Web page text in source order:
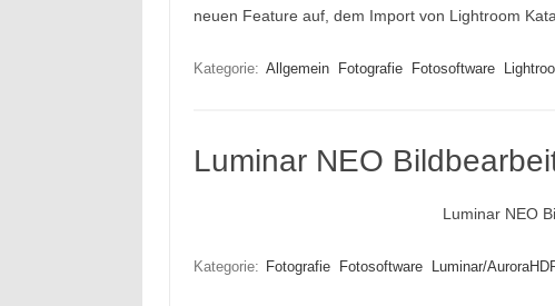
neuen Feature auf, dem Import von Lightroom
Kategorie: Allgemein Fotografie Fotosoftware
Luminar NEO
Luminar NEO
Kategorie: Fotografie Fotosoftware Luminar/